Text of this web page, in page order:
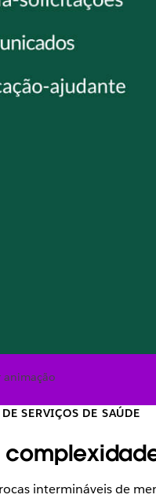
animação
SERVIÇOS DE SAÚDE
intermináveis de